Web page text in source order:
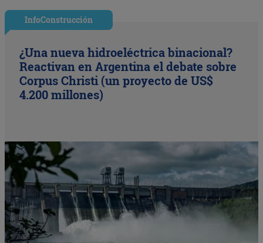
InfoConstrucción
¿Una nueva hidroeléctrica binacional?
Reactivan en Argentina el debate sobre
Corpus Christi (un proyecto de US$
4.200 millones)